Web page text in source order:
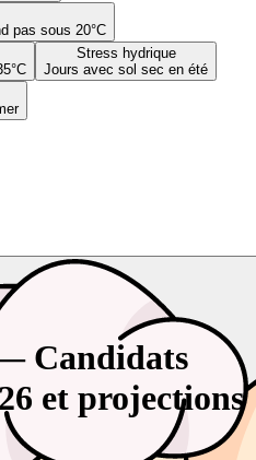
pas sous 20°C
Stress hydrique
Jours avec sol sec en été
Candidats
et projections